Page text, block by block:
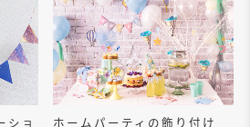
ショ
ホームパーティの飾り付け